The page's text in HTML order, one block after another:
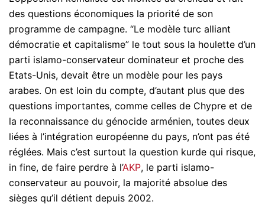
des questions économiques la priorité de son
programme de campagne. “Le modèle turc alliant
démocratie et capitalisme” le tout sous la houlette d’un
parti islamo-conservateur dominateur et proche des
Etats-Unis, devait être un modèle pour les pays
arabes. On est loin du compte, d’autant plus que des
questions importantes, comme celles de Chypre et de
la reconnaissance du génocide arménien, toutes deux
liées à l’intégration européenne du pays, n’ont pas été
réglées. Mais c’est surtout la question kurde qui risque,
in fine, de faire perdre à l’AKP, le parti islamo-
conservateur au pouvoir, la majorité absolue des
sièges qu’il détient depuis 2002.